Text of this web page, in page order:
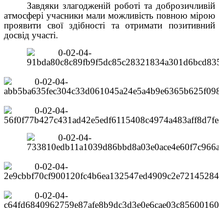
Завдяки злагодженій роботі та доброзичливій
атмосфері учасники мали можливість повною мірою
проявити свої здібності та отримати позитивний
досвід участі.